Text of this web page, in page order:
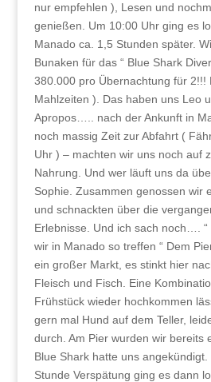
nur empfehlen ), Lesen und
genießen. Um 10:00 Uhr ging es
Manado ca. 1,5 Stunden später.
Bunaken für das “ Blue Shark
380.000 pro Übernachtung für 2!!!
Mahlzeiten ). Das haben uns Leo
Apropos….. nach der Ankunft in
noch massig Zeit zur Abfahrt (
Uhr ) – machten wir uns noch auf
Nahrung. Und wer läuft uns da
Sophie. Zusammen genossen wir
und schnackten über die
Erlebnisse. Und ich sach noch….
wir in Manado so treffen “ Dem
ein großer Markt, es stinkt hier
Fleisch und Fisch. Eine
Frühstück wieder hochkommen
gern mal Hund auf dem Teller,
durch. Am Pier wurden wir bereits
Blue Shark hatte uns
Stunde Verspätung ging es dann